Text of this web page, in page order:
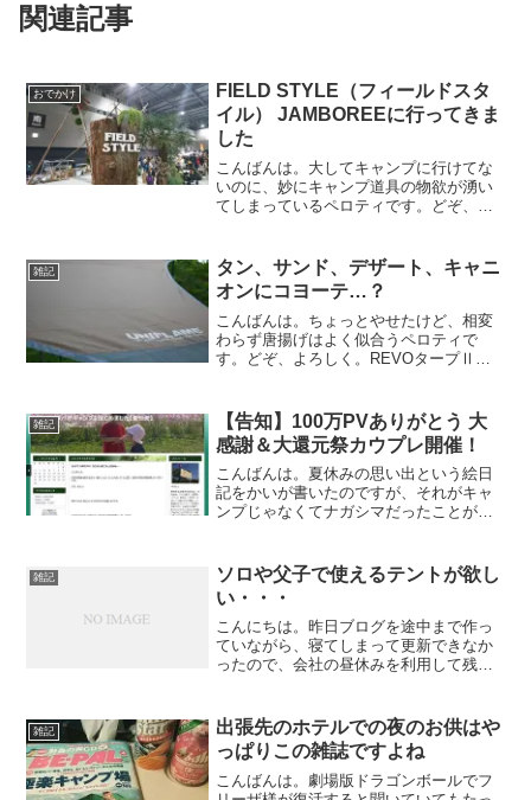
関連記事
おでかけ
FIELD STYLE（フィールドスタ
イル） JAMBOREEに行ってきま
した
こんばんは。大してキャンプに行けてな
いのに、妙にキャンプ道具の物欲が湧い
てしまっているペロティです。どぞ、よ
EXPO（愛知県国際展示場）で行われ
て...
雑記
タン、サンド、デザート、キャニ
オンにコヨーテ…？
こんばんは。ちょっとやせたけど、相変
わらず唐揚げはよく似合うペロティで
す。どぞ、よろしく。REVOタープⅡは
たのが、「TAN」の表記…もちろん、カ
ラーのことなんで...
雑記
【告知】100万PVありがとう 大
感謝＆大還元祭カウプレ開催！
こんばんは。夏休みの思い出という絵日
記をかいが書いたのですが、それがキャ
ンプじゃなくてナガシマだったことがち
が、いきなりカウプレ開催の告知をさせ
ていただきます。先日もお伝...
雑記
ソロや父子で使えるテントが欲し
い・・・
こんにちは。昨日ブログを途中まで作っ
ていながら、寝てしまって更新できなか
ったので、会社の昼休みを利用して残り
テントが欲しくて、ネットを徘徊したり
しております。と言っても...
雑記
出張先のホテルでの夜のお供はや
っぱりこの雑誌ですよね
こんばんは。劇場版ドラゴンボールでフ